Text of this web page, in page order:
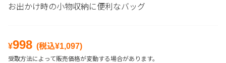
お出かけ時の小物収納に便利なバッグ
¥998 (税込¥1,097)
受取方法によって販売価格が変動する場合があります。